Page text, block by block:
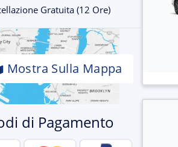
Gratuita (12 Ore)
Mostra Sulla Mappa
di Pagamento